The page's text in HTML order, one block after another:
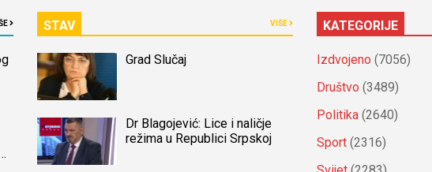
STAV VIŠE
Grad Slučaj
Dr Blagojević: Lice i naličje
režima u Republici Srpskoj
KATEGORIJE
Izdvojeno (7056)
Društvo (3489)
Politika (2640)
Sport (2316)